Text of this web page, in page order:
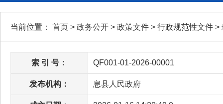
当前位置： 首页 > 政务公开 > 政策文件 > 行政规范性文件 >
索 引 号： QF001-01-2026-00001
发布机构： 息县人民政府